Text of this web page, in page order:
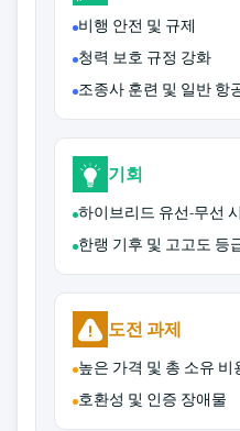
비행 안전 및 규제
청력 보호 규정 강화
조종사 훈련 및 일반 항
기회
하이브리드 유선-무선
한랭 기후 및 고고도 등
도전 과제
높은 가격 및 총 소유 비
호환성 및 인증 장애물